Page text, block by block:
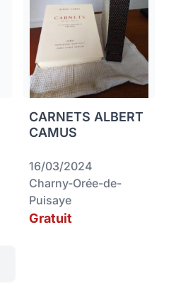
CARNETS ALBERT
CAMUS
16/03/2024
Charny-Orée-de-
Puisaye
Gratuit